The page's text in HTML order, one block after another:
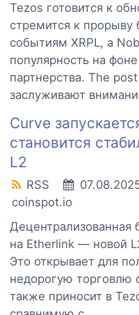
Tezos готовится к
стремится к
событиям XRPL, а
популярность на
партнерства. The
заслуживают
Curve
становится
L2
RSS
coinspot.io
Децентрализованная
на Etherlink — новой
Это открывает для
недорогую торговлю
также приносит в